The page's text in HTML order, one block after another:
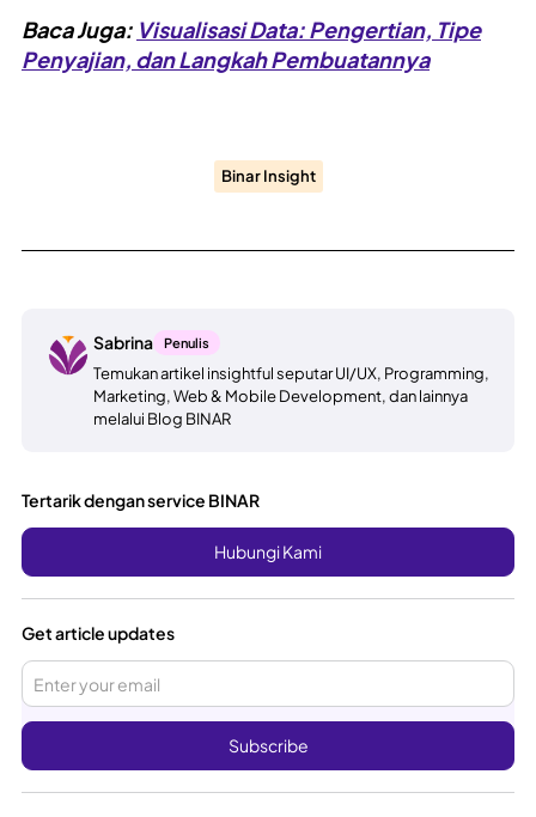
Baca Juga: Visualisasi Data: Pengertian, Tipe
Penyajian, dan Langkah Pembuatannya
Binar Insight
Sabrina Penulis
Temukan artikel insightful seputar UI/UX, Programming,
Marketing, Web & Mobile Development, dan lainnya
melalui Blog BINAR
Tertarik dengan service BINAR
Hubungi Kami
Get article updates